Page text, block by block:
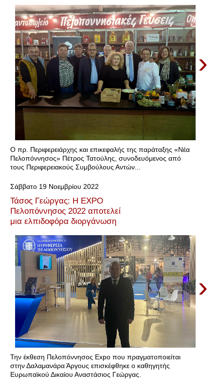
›
Ο πρ. Περιφερειάρχης και επικεφαλής της παράταξης «Νέα
Πελοπόννησος» Πέτρος Τατούλης, συνοδευόμενος από
τους Περιφερειακούς Συμβούλους Αντών...
Σάββατο 19 Νοεμβρίου 2022
Τάσος Γεώργας: Η EXPO
Πελοπόννησος 2022 αποτελεί
μια ελπιδοφόρα διοργάνωση
›
Την έκθεση Πελοπόννησος Expo που πραγματοποιείται
στην Δαλαμανάρα Άργους επισκέφθηκε ο καθηγητής
Ευρωπαϊκού Δικαίου Αναστάσιος Γεώργας.